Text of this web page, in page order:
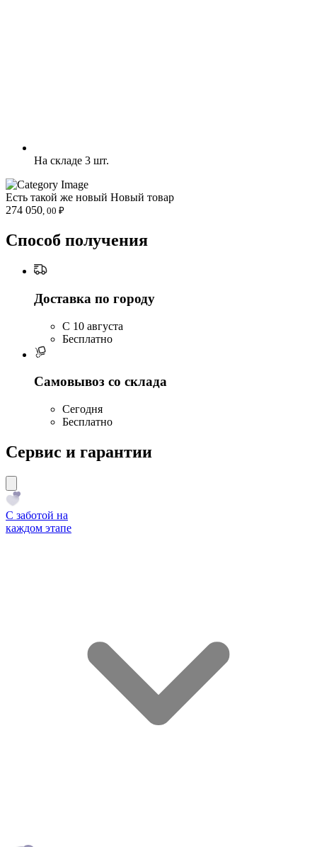
На складе 3 шт.
Есть такой же новый Новый товар
274 050, 00 ₽
Способ получения
Доставка по городу
C 10 августа
Бесплатно
Самовывоз со склада
Сегодня
Бесплатно
Сервис и гарантии
С заботой на
каждом этапе